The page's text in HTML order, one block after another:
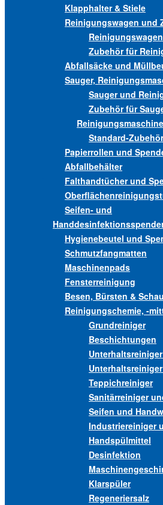
Klapphalter & Stiele
Reinigungswagen und
Reinigungswagen
Zubehör für
Abfallsäcke und
Sauger,
Sauger und
Zubehör für
Standard-Zubehör
Papierrollen und
Abfallbehälter
Falthandtücher und
Seifen- und
Hygienebeutel und
Schmutzfangmatten
Maschinenpads
Fensterreinigung
Besen, Bürsten &
Reinigungschemie, -
Grundreiniger
Beschichtungen
Teppichreiniger
Sanitärreiniger
Seifen und
Industriereiniger
Handspülmittel
Desinfektion
Klarspüler
Regeneriersalz